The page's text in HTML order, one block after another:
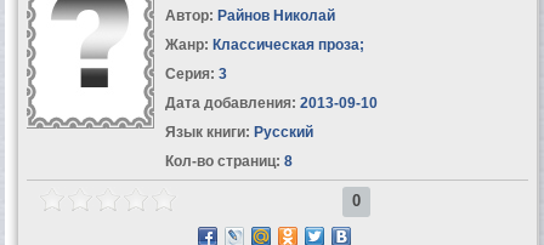
Автор: Райнов Николай
Жанр: Классическая проза;
Серия: 3
Дата добавления: 2013-09-10
Язык книги: Русский
Кол-во страниц: 8
0